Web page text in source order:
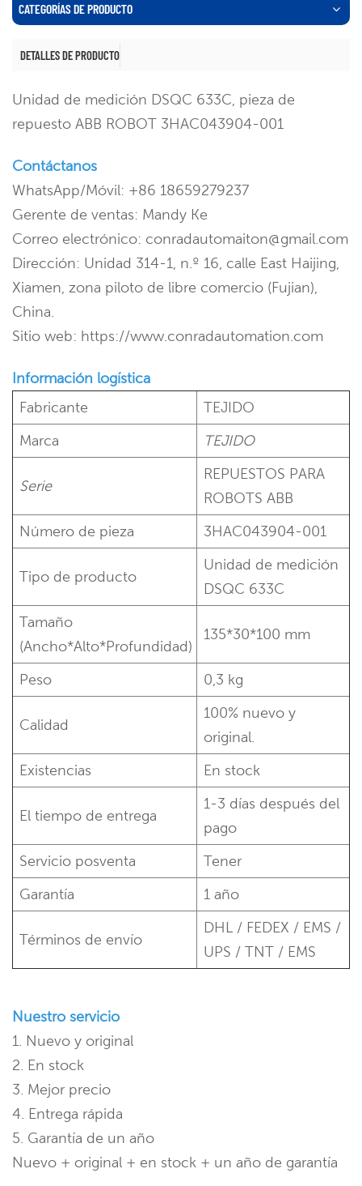
CATEGORÍAS DE PRODUCTO
DETALLES DE PRODUCTO
Unidad de medición DSQC 633C, pieza de
repuesto ABB ROBOT 3HAC043904-001
Contáctanos
WhatsApp/Móvil: +86 18659279237
Gerente de ventas: Mandy Ke
Correo electrónico: conradautomaiton@gmail.com
Dirección: Unidad 314-1, n.º 16, calle East Haijing,
Xiamen, zona piloto de libre comercio (Fujian),
China.
Sitio web: https://www.conradautomation.com
Información logística
Fabricante
TEJIDO
Marca
TEJIDO
Serie
REPUESTOS PARA
ROBOTS ABB
Número de pieza
3HAC043904-001
Tipo de producto
Unidad de medición
DSQC 633C
Tamaño
(Ancho*Alto*Profundidad)
135*30*100 mm
Peso 0,3 kg
Calidad
100% nuevo y
original.
Existencias
En stock
El tiempo de entrega
1-3 días después del
pago
Servicio posventa
Tener
Garantía
1 año
Términos de envío
DHL / FEDEX / EMS /
UPS / TNT / EMS
Nuestro servicio
1. Nuevo y original
2. En stock
3. Mejor precio
4. Entrega rápida
5. Garantía de un año
Nuevo + original + en stock + un año de garantía